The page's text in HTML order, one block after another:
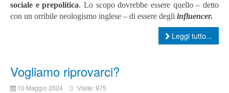
sociale e prepolitica.Lo scopo dovrebbe essere quello – detto
con un orribile neologismo inglese – di essere degli influencer.
Leggi tutto...
Vogliamo riprovarci?
10 Maggio 2024 Visite: 975